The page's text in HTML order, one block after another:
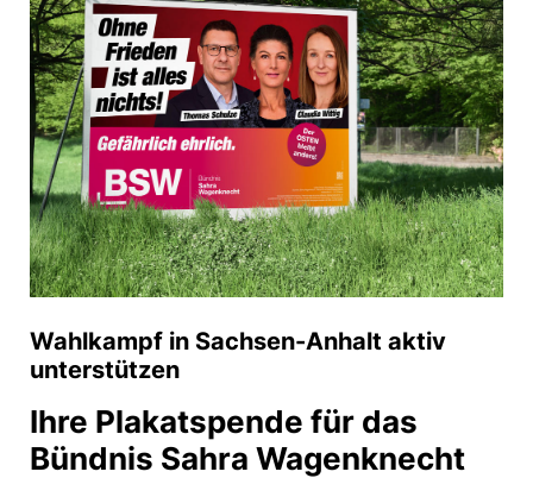
Wahlkampf in Sachsen-Anhalt aktiv
unterstützen
Ihre Plakatspende für das
Bündnis Sahra Wagenknecht